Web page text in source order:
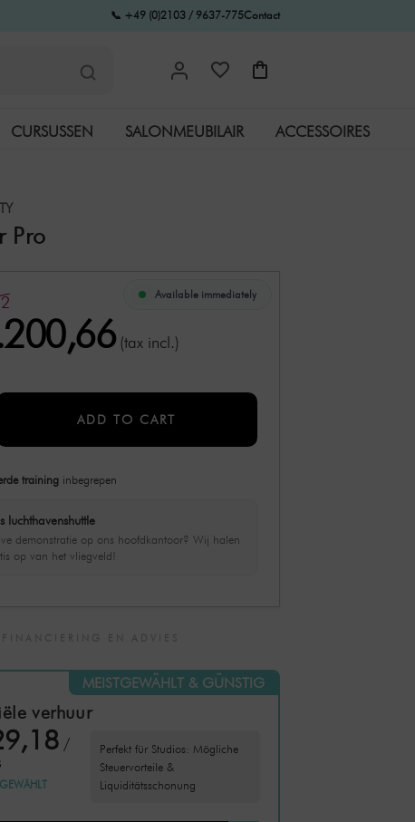
📞 +49 (0)2103 / 9637-775Contact
CURSUSSEN SALONMEUBILAIR ACCESSOIRES
Pro
(tax incl.)
Available immediately
ADD TO CART
training inbegrepen
luchthavenshuttle
demonstratie op ons hoofdkantoor? Wij halen
op van het vliegveld!
MEISTGEWÄHLT & GÜNSTIG
verhuur
Perfekt für Studios: Mögliche
Steuervorteile &
Liquiditätsschonung
/